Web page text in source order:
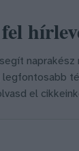
naprakész
el